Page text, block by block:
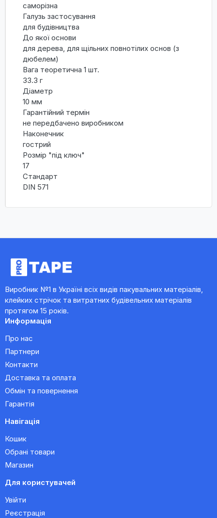
саморізна
Галузь застосування
для будівництва
До якої основи
для дерева, для щільних повнотілих основ (з
дюбелем)
Вага теоретична 1 шт.
33.3 г
Діаметр
10 мм
Гарантійний термін
не передбачено виробником
Наконечник
гострий
Розмір "під ключ"
17
Стандарт
DIN 571
Виробник №1 в Україні всіх видів пакувальних матеріалів,
клейких стрічок та витратних будівельних матеріалів
протягом 15 років.
Информація
Про нас
Партнери
Контакти
Доставка та оплата
Обмін та повернення
Гарантія
Навігація
Кошик
Обрані товари
Магазин
Для користувачей
Увійти
Реєстрація